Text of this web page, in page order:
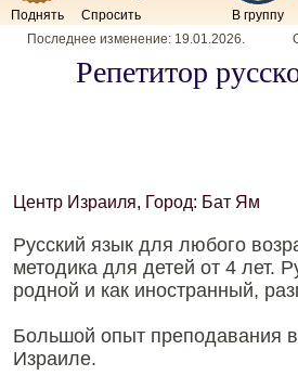
Поднять Спросить В группу
Последнее изменение: 19.01.2026.
Репетитор
Центр Израиля, Город: Бат Ям
Русский язык для любого
методика для детей от 4 лет.
родной и как иностранный,
Большой опыт преподавания
Израиле.